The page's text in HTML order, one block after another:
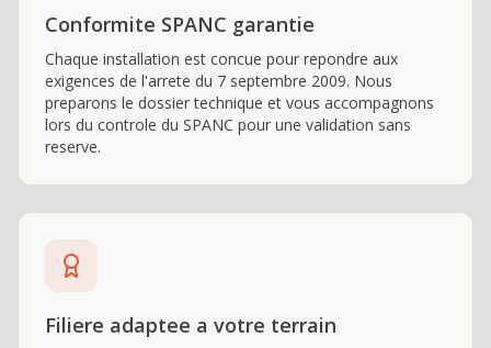
Conformite SPANC garantie
Chaque installation est concue pour repondre aux
exigences de l'arrete du 7 septembre 2009. Nous
preparons le dossier technique et vous accompagnons
lors du controle du SPANC pour une validation sans
reserve.
Filiere adaptee a votre terrain